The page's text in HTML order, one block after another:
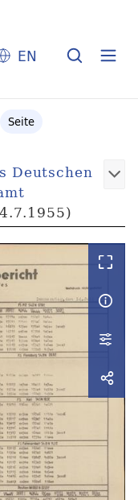
EN
Seite
Deutschen